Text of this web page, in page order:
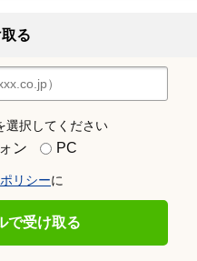
る
選択してください
ン PC
リシーに
で受け取る